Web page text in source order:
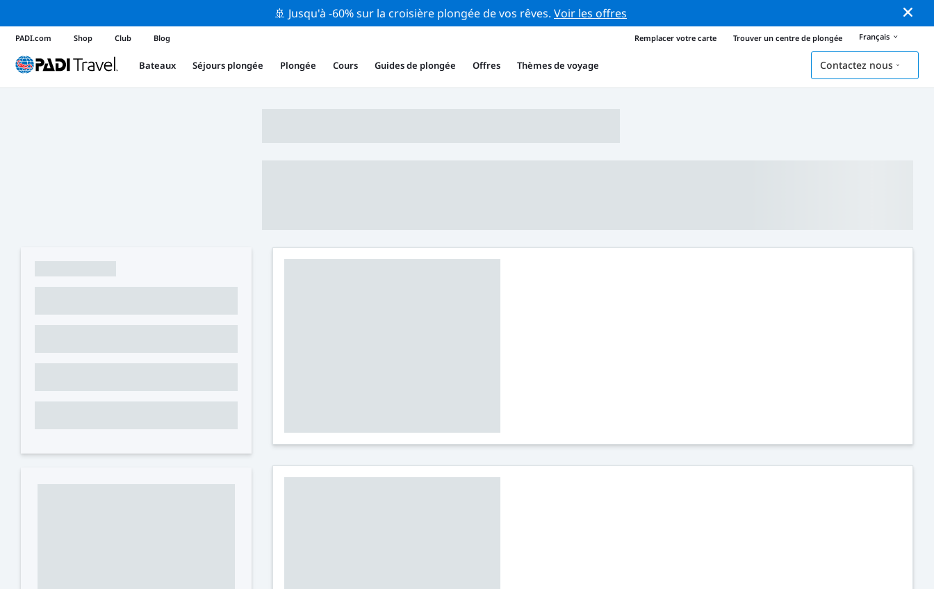
🚢 Jusqu'à -60% sur la croisière plongée de vos rêves. Voir les offres
PADI.com Shop Club Blog Remplacer votre carte Trouver un centre de plongée Français
Bateaux Séjours plongée Plongée Cours Guides de plongée Offres Thèmes de voyage Contactez nous